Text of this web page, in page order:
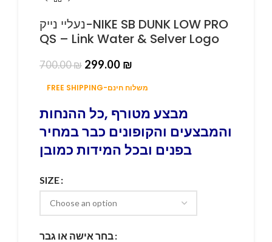
נעליי נייק-NIKE SB DUNK LOW PRO
QS – Link Water & Selver Logo
700.00₪ 299.00 ₪
FREE SHIPPING-משלוח חינם
מבצע מטורף ,כל ההנחות
והמבצעים והקופונים כבר במחיר
בפנים ובכל המידות כמובן
SIZE
בחר אישה או גבר